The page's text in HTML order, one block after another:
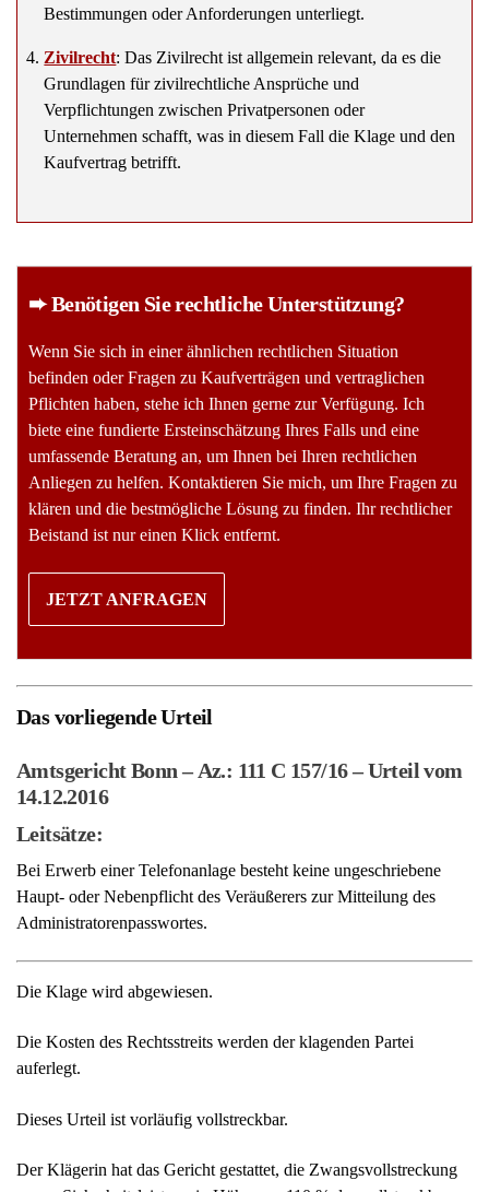
Grundlagen für zivilrechtliche Ansprüche und
Verpflichtungen zwischen Privatpersonen oder
Unternehmen schafft, was in diesem Fall die Klage und den
Kaufvertrag betrifft.
befinden oder Fragen zu Kaufverträgen und vertraglichen
Pflichten haben, stehe ich Ihnen gerne zur Verfügung. Ich
biete eine fundierte Ersteinschätzung Ihres Falls und eine
umfassende Beratung an, um Ihnen bei Ihren rechtlichen
Anliegen zu helfen. Kontaktieren Sie mich, um Ihre Fragen zu
klären und die bestmögliche Lösung zu finden. Ihr rechtlicher
Beistand ist nur einen Klick entfernt.
JETZT ANFRAGEN
14.12.2016
Haupt- oder Nebenpflicht des Veräußerers zur Mitteilung des
Administratorenpasswortes.
auferlegt.
gegen Sicherheitsleistung in Höhe von 110 % des vollstreckbaren